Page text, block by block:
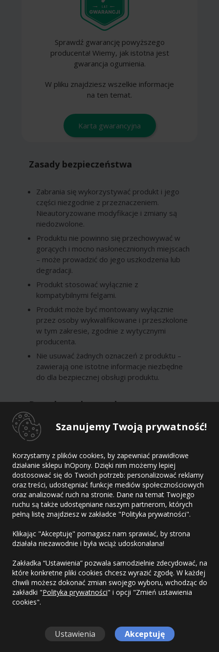
Szanujemy Twoją prywatność!
Korzystamy z plików cookies, by zapewniać prawidłowe
działanie sklepu InOpony. Dzięki nim możemy lepiej
dostosować się do Twoich potrzeb: personalizować reklamy
oraz treści, udostępniać funkcje mediów społecznościowych
oraz analizować ruch na stronie. Dane na temat Twojego
ruchu są także udostępniane naszym partnerom, których
pełną listę znajdziesz w zakładce "Polityka prywatności".
Klikając "Akceptuję" pomagasz nam sprawiać, by strona
działała niezawodnie i była wciąż udoskonalana!
Zakładka “Ustawienia” pozwala samodzielnie zdecydować, na
które konkretne pliki cookies chcesz wyrazić zgodę. W każdej
chwili możesz dokonać zmian swojego wyboru, wchodząc do
zakładki "Polityka prywatności" i opcji "Zmień ustawienia
cookies".
Ustawienia Akceptuję
Sprawdź gwarancję powyższego
producenta! Wiemy, jak istotna jest
gwarancja ogumienia.
W pliku znajdziesz wszelkie informacje
na ten temat.
Karta gwarancyjna
Zasady bezpieczeństwa
Zabrania się wykorzystywać produkt i jego
części niezgodnie z przeznaczeniem.
Nieautoryzowane modyfikacje i zmiany są
niedozwolone.
Produktu nie powinno się przechowywać w
gorących i mocno nasłonecznionych miejscach
– może prowadzić do jego uszkodzenia lub
degradacji.
Produkt stosować wyłącznie z
kompatybilnymi felgami.
Produkt może być montowany wyłącznie
przez osoby wykwalifikowane i przeszkolone
w tym zakresie, zgodnie z wytycznymi
producenta.
Nie usuwać żadnych oznaczeń z produktu –
zawierają one istotne informacje niezbędne
do dla bezpiecznej obsługi produktu.
Dane kontaktowe dostawcy
Dostawca
Adres
E-mail
Telefon
Regulamin
Polityka prywatności